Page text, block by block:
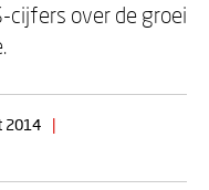
cijfers over de groei
2014
|